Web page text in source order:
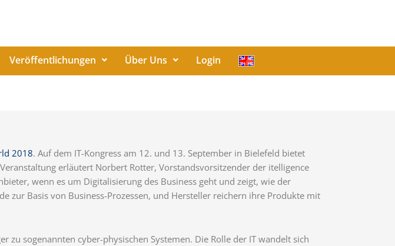
Veröffentlichungen Über Uns Login
2018. Auf dem IT-Kongress am 12. und 13. September in Bielefeld bietet
erläutert Norbert Rotter, Vorstandsvorsitzender der itelligence
wenn es um Digitalisierung des Business geht und zeigt, wie der
zur Basis von Business-Prozessen, und Hersteller reichern ihre Produkte mit
sogenannten cyber-physischen Systemen. Die Rolle der IT wandelt sich